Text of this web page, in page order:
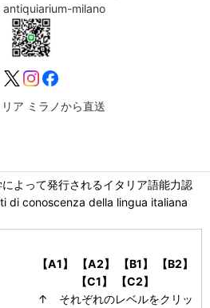
antiquiarium-milano
ア ミラノから直送
よって発行されるイタリア語能力認
di conoscenza della lingua italiana
【A1】 【A2】 【B1】
【B2】
【C1】
【C2】
↑ それぞれのレベルをクリッ